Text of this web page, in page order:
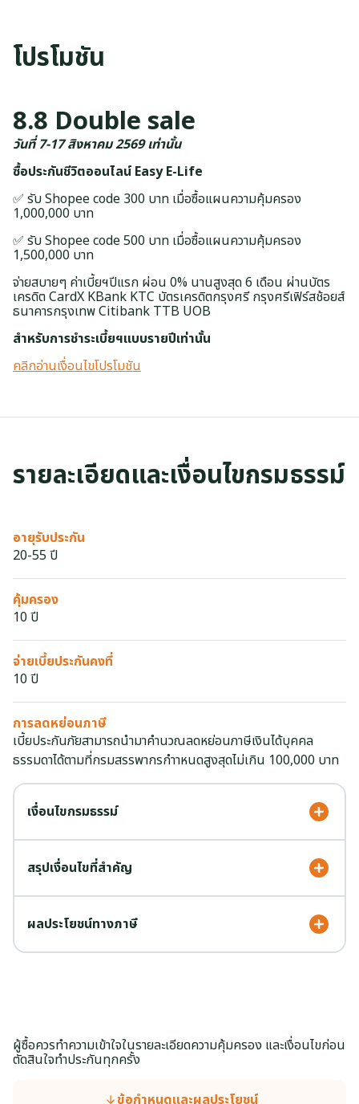
โปรโมชัน
8.8 Double sale
วันที่ 7-17 สิงหาคม 2569 เท่านั้น
ซื้อประกันชีวิตออนไลน์ Easy E-Life
✅ รับ Shopee code 300 บาท เมื่อซื้อแผนความคุ้มครอง
1,000,000 บาท
✅ รับ Shopee code 500 บาท เมื่อซื้อแผนความคุ้มครอง
1,500,000 บาท
จ่ายสบายๆ ค่าเบี้ยฯปีแรก ผ่อน 0% นานสูงสุด 6 เดือน ผ่านบัตร
เครดิต CardX KBank KTC บัตรเครดิตกรุงศรี กรุงศรีเฟิร์สช้อยส์
ธนาคารกรุงเทพ Citibank TTB UOB
สำหรับการชำระเบี้ยฯแบบรายปีเท่านั้น
คลิกอ่านเงื่อนไขโปรโมชัน
รายละเอียดและเงื่อนไขกรมธรรม์
อายุรับประกัน
20-55 ปี
คุ้มครอง
10 ปี
จ่ายเบี้ยประกันคงที่
10 ปี
การลดหย่อนภาษี
เบี้ยประกันภัยสามารถนํามาคํานวณลดหย่อนภาษีเงินได้บุคคล
ธรรมดาได้ตามที่กรมสรรพากรกําาหนดสูงสุดไม่เกิน 100,000 บาท
เงื่อนไขกรมธรรม์
สรุปเงื่อนไขที่สำคัญ
ผลประโยชน์ทางภาษี
ผู้ซื้อควรทำความเข้าใจในรายละเอียดความคุ้มครอง และเงื่อนไขก่อน
ตัดสินใจทำประกันทุกครั้ง
ข้อกำหนดและผลประโยชน์